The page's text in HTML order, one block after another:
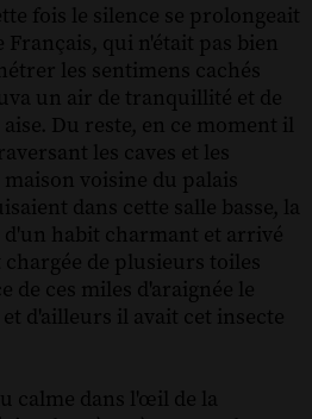
fois le silence se prolongeait
qui n'était pas bien
les sentimens cachés
un air de tranquillité et de
Du reste, en ce moment il
les caves et les
voisine du palais
dans cette salle basse, la
habit charmant et arrivé
chargée de plusieurs toiles
de ces miles d'araignée le
d'ailleurs il avait cet insecte
calme dans l'œil de la